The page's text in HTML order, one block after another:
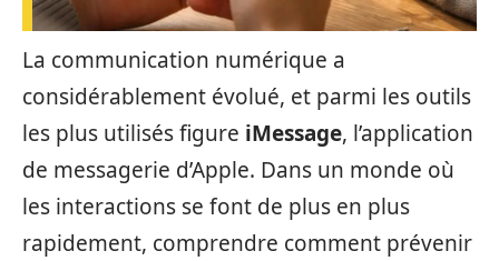
La communication numérique a
considérablement évolué, et parmi les outils
les plus utilisés figure iMessage, l’application
de messagerie d’Apple. Dans un monde où
les interactions se font de plus en plus
rapidement, comprendre comment prévenir